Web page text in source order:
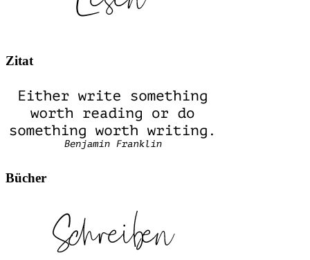
Zitat
Bücher